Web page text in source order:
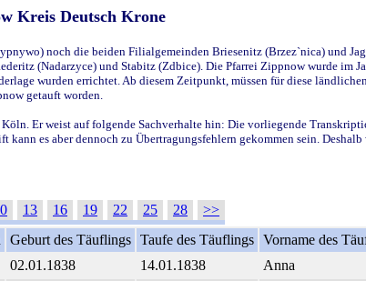
Kreis Deutsch Krone
noch die beiden Filialgemeinden Briesenitz (Brzez`nica) und
(Nadarzyce) und Stabitz (Zdbice). Die Pfarrei Zippnow wurde
wurden errichtet. Ab diesem Zeitpunkt, müssen für diese
getauft worden.
Köln. Er weist auf folgende Sachverhalte hin: Die vorliegende
es aber dennoch zu Übertragungsfehlern gekommen sein.
13 16 19 22 25 28
>>
Geburt des Täuflings Taufe des Täuflings Vorname des
02.01.1838 14.01.1838 Anna